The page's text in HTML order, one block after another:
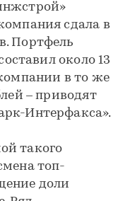
сдала в
Портфель
около 13
в то же
– приводят
Интерфакса».
такого
топ-
доли